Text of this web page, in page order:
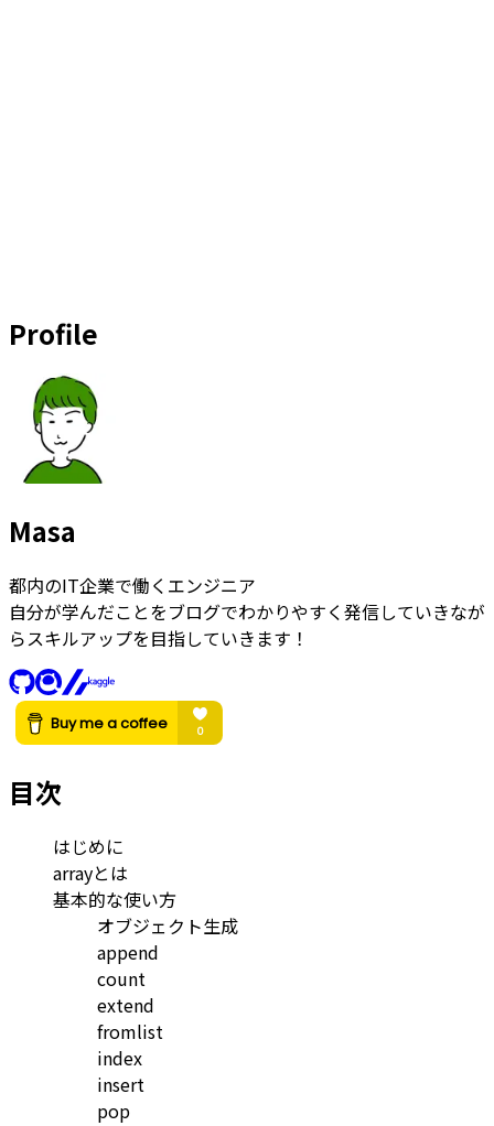
Profile
Masa
都内のIT企業で働くエンジニア
自分が学んだことをブログでわかりやすく発信していきなが
らスキルアップを目指していきます！
目次
はじめに
arrayとは
基本的な使い方
オブジェクト生成
append
count
extend
fromlist
index
insert
pop